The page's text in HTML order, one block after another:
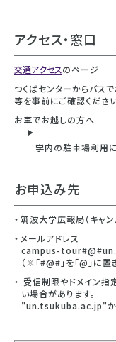
アクセス・窓口
交通アクセスのページ
つくばセンターからバス
等を事前にご確認ください
お車でお越しの方へ
学内の駐車場利用
お申込み先
筑波大学広報局（キャン
メールアドレス
campus-
（※「#@#」を「@」に置
受信制限やドメイン指
い場合があります。
"un.tsukuba.ac.jp"から